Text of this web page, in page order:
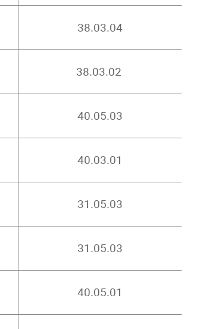
38.03.04
38.03.02
40.05.03
40.03.01
31.05.03
31.05.03
40.05.01